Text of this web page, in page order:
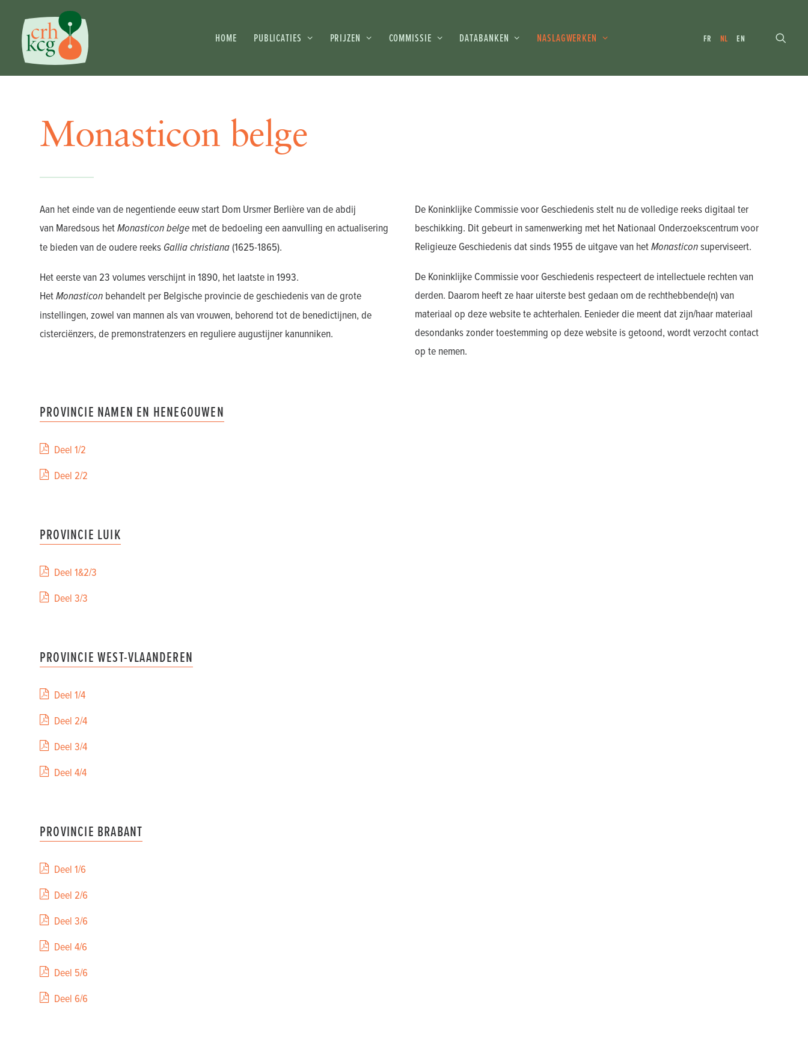
HOME PUBLICATIES PRIJZEN COMMISSIE DATABANKEN NASLAGWERKEN FR NL EN
Monasticon belge
Aan het einde van de negentiende eeuw start Dom Ursmer Berlière van de abdij
van Maredsous hetMonasticonbelge met de bedoeling een aanvulling en actualisering
te bieden van de oudere reeks Galliachristiana(1625-1865).
Het eerste van 23 volumes verschijnt in 1890, het laatste in 1993.
HetMonasticon behandelt per Belgische provincie de geschiedenis van de grote
instellingen, zowel van mannen als van vrouwen, behorend tot de benedictijnen, de
cisterciënzers, de premonstratenzers en reguliere augustijner kanunniken.
De Koninklijke Commissie voor Geschiedenis stelt nu de volledige reeks digitaal ter
beschikking. Dit gebeurt in samenwerking met het Nationaal Onderzoekscentrum voor
Religieuze Geschiedenis dat sinds 1955 de uitgave van hetMonasticonsuperviseert.
De Koninklijke Commissie voor Geschiedenis respecteert de intellectuele rechten van
derden. Daarom heeft ze haar uiterste best gedaan om de rechthebbende(n) van
materiaal op deze website te achterhalen. Eenieder die meent dat zijn/haar materiaal
desondanks zonder toestemming op deze website is getoond, wordt verzocht contact
op te nemen.
PROVINCIE NAMEN EN HENEGOUWEN
Deel 1/2
Deel 2/2
PROVINCIE LUIK
Deel 1&2/3
Deel 3/3
PROVINCIE WEST-VLAANDEREN
Deel 1/4
Deel 2/4
Deel 3/4
Deel 4/4
PROVINCIE BRABANT
Deel 1/6
Deel 2/6
Deel 3/6
Deel 4/6
Deel 5/6
Deel 6/6